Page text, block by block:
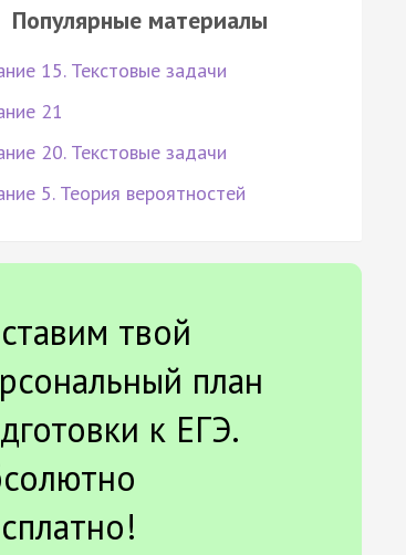
Популярные материалы
15. Текстовые задачи
21
20. Текстовые задачи
5. Теория вероятностей
твой
план
к ЕГЭ.